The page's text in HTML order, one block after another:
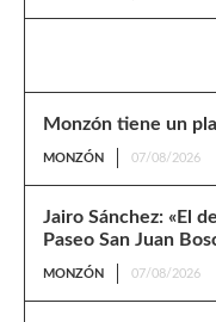
Monzón tiene un
MONZÓN 07/08/2026
Jairo Sánchez: «El
Paseo San Juan
MONZÓN 07/08/2026